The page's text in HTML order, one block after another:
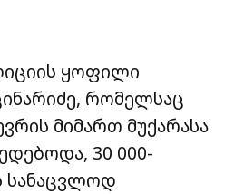
ყოფილი
რომელსაც
მიმართ მუქარასა
30 000-
სანაცვლოდ